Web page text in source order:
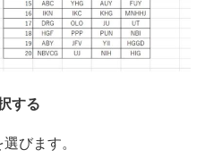
する
びます。